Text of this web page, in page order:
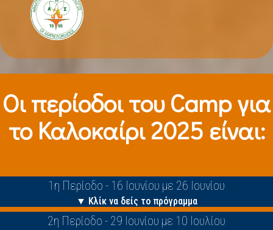
Οι περίοδοι τoυ Camp για
το Καλοκαίρι 2025 είναι:
1η Περίοδο - 16 Ιουνίου με 26 Ιουνίου
▼ Κλίκ να δείς το πρόγραμμα
2η Περίοδο - 29 Ιουνίου με 10 Ιουλίου